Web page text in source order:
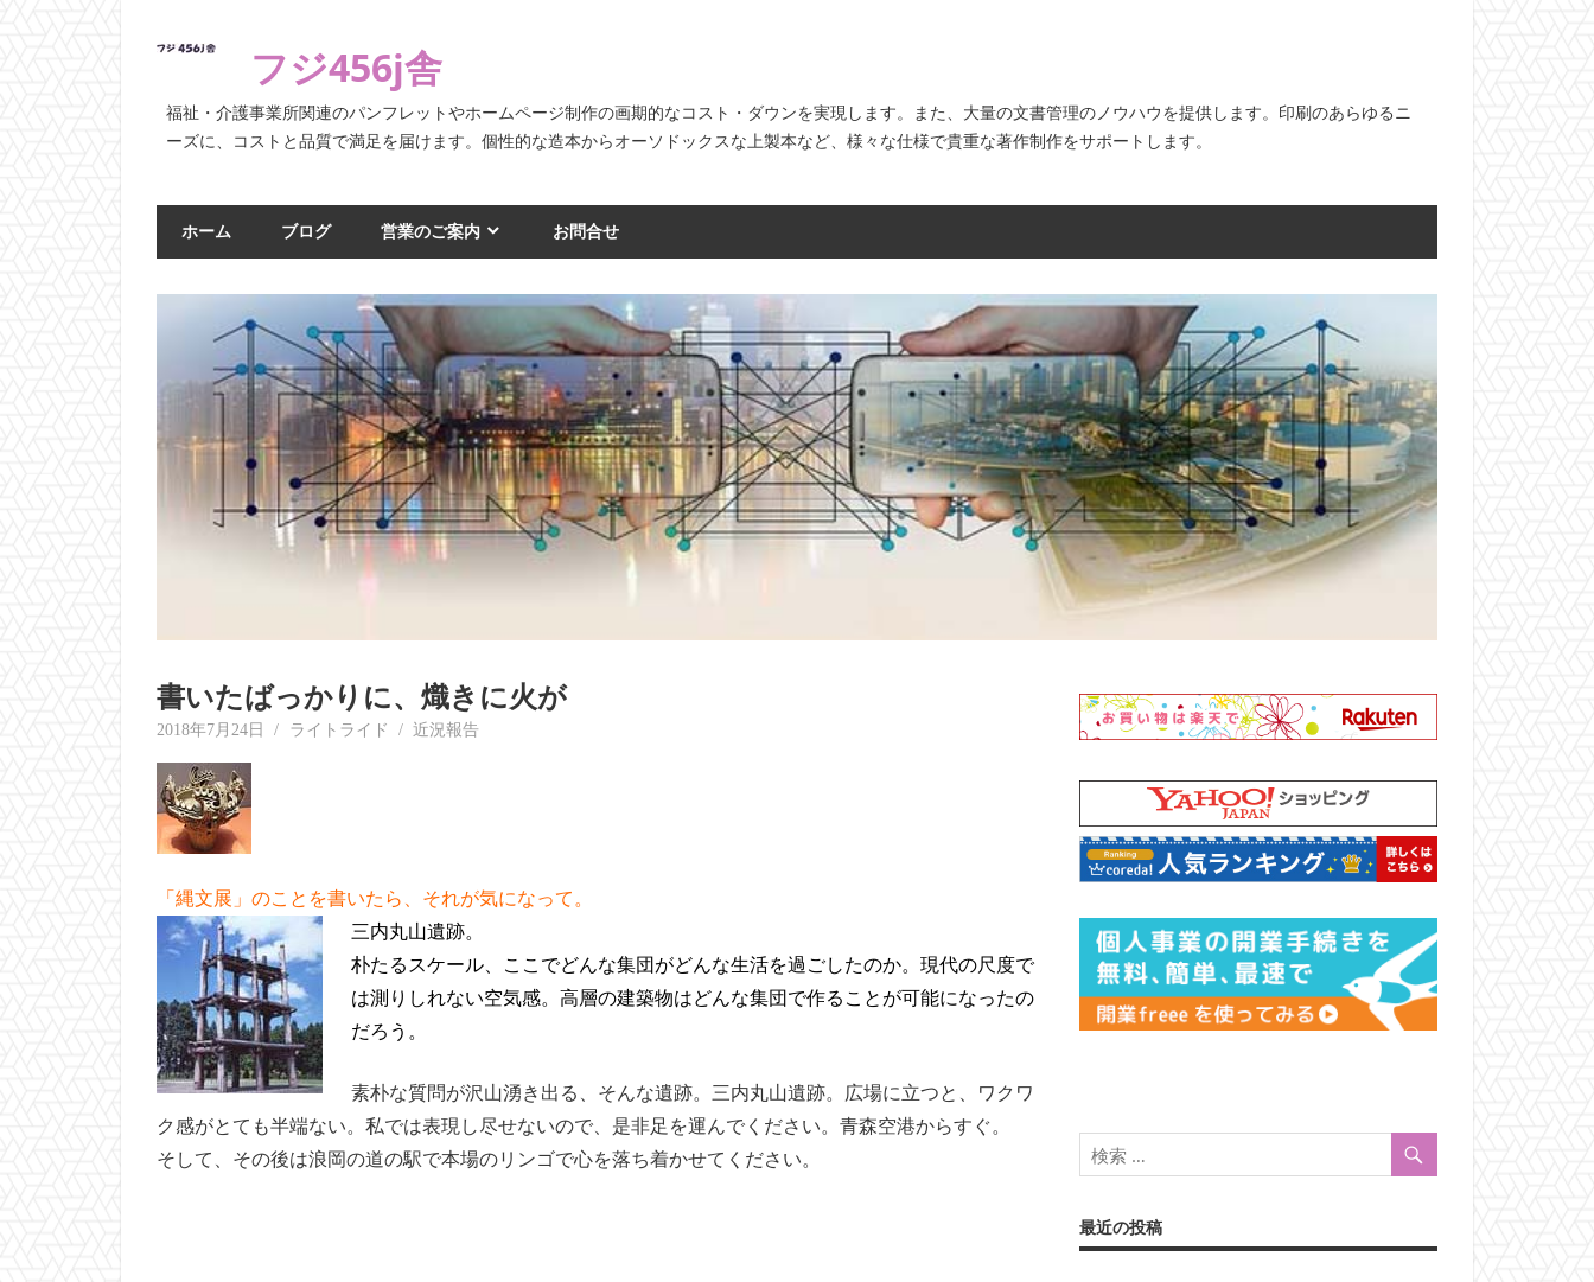
フジ456j舎
福祉・介護事業所関連のパンフレットやホームページ制作の画期的なコスト・ダウンを実現します。また、大量の文書管理のノウハウを提供します。印刷のあらゆるニ
ーズに、コストと品質で満足を届けます。個性的な造本からオーソドックスな上製本など、様々な仕様で貴重な著作制作をサポートします。
ホーム ブログ 営業のご案内 お問合せ
書いたばっかりに、熾きに火が
2018年7月24日 ライトライド 近況報告
「縄文展」のことを書いたら、それが気になって。
三内丸山遺跡。
朴たるスケール、ここでどんな集団がどんな生活を過ごしたのか。現代の尺度で
は測りしれない空気感。高層の建築物はどんな集団で作ることが可能になったの
だろう。
素朴な質問が沢山湧き出る、そんな遺跡。三内丸山遺跡。広場に立つと、ワクワ
ク感がとても半端ない。私では表現し尽せないので、是非足を運んでください。青森空港からすぐ。
そして、その後は浪岡の道の駅で本場のリンゴで心を落ち着かせてください。
最近の投稿